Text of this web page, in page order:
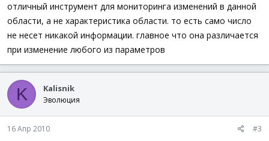
отличный инструмент для мониторинга изменений в данной
области, а не характеристика области. то есть само число
не несет никакой информации. главное что она различается
при изменение любого из параметров
K Kalisnik
Эволюция
16 Апр 2010 #3